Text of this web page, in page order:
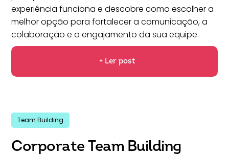
experiência funciona e descobre como escolher a
melhor opção para fortalecer a comunicação, a
colaboração e o engajamento da sua equipe.
+ Ler post
Team Building
Corporate Team Building